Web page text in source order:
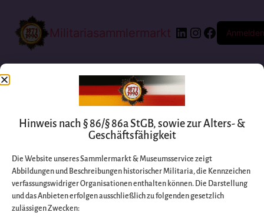
Militariasammlermarkt Anmelden
Entschuldigen Sie
Hinweis nach § 86/§ 86a StGB, sowie zur Alters- &
Geschäftsfähigkeit
Die Website unseres Sammlermarkt & Museumsservice zeigt
Abbildungen und Beschreibungen historischer Militaria, die Kennzeichen
verfassungswidriger Organisationen enthalten können. Die Darstellung
und das Anbieten erfolgen ausschließlich zu folgenden gesetzlich
zulässigen Zwecken: